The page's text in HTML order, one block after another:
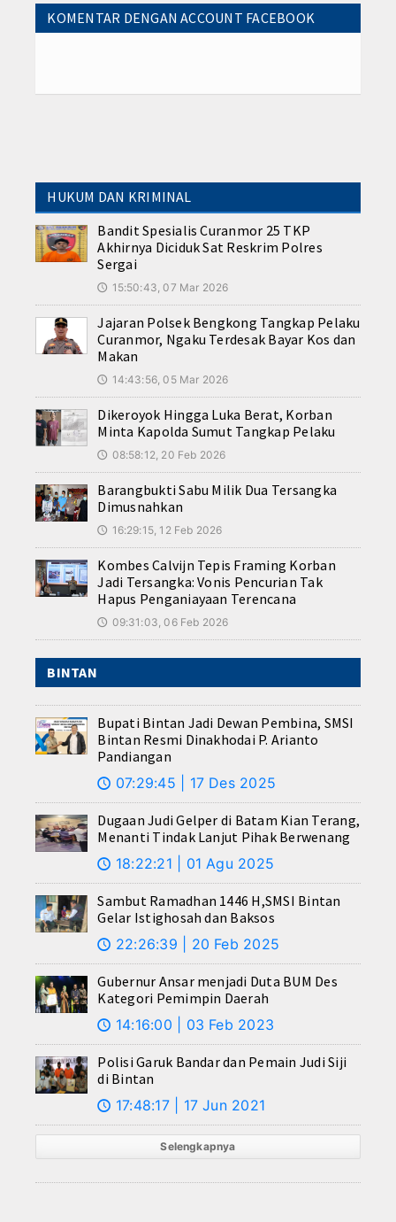
KOMENTAR DENGAN ACCOUNT FACEBOOK
HUKUM DAN KRIMINAL
Bandit Spesialis Curanmor 25 TKP
Akhirnya Diciduk Sat Reskrim Polres
Sergai
🕔 15:50:43, 07 Mar 2026
Jajaran Polsek Bengkong Tangkap Pelaku
Curanmor, Ngaku Terdesak Bayar Kos dan
Makan
🕔 14:43:56, 05 Mar 2026
Dikeroyok Hingga Luka Berat, Korban
Minta Kapolda Sumut Tangkap Pelaku
🕔 08:58:12, 20 Feb 2026
Barangbukti Sabu Milik Dua Tersangka
Dimusnahkan
🕔 16:29:15, 12 Feb 2026
Kombes Calvijn Tepis Framing Korban
Jadi Tersangka: Vonis Pencurian Tak
Hapus Penganiayaan Terencana
🕔 09:31:03, 06 Feb 2026
BINTAN
Bupati Bintan Jadi Dewan Pembina, SMSI
Bintan Resmi Dinakhodai P. Arianto
Pandiangan
🕔 07:29:45 | 17 Des 2025
Dugaan Judi Gelper di Batam Kian Terang,
Menanti Tindak Lanjut Pihak Berwenang
🕔 18:22:21 | 01 Agu 2025
Sambut Ramadhan 1446 H,SMSI Bintan
Gelar Istighosah dan Baksos
🕔 22:26:39 | 20 Feb 2025
Gubernur Ansar menjadi Duta BUM Des
Kategori Pemimpin Daerah
🕔 14:16:00 | 03 Feb 2023
Polisi Garuk Bandar dan Pemain Judi Siji
di Bintan
🕔 17:48:17 | 17 Jun 2021
Selengkapnya